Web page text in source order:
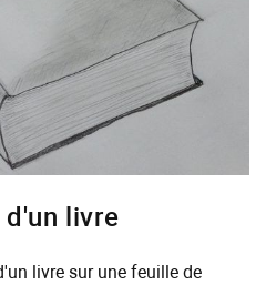
d'un livre
livre sur une feuille de